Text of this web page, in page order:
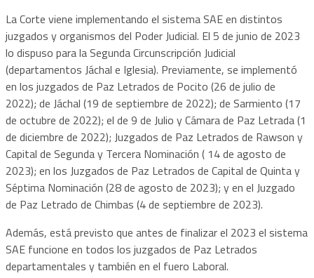
La Corte viene implementando el sistema SAE en distintos
juzgados y organismos del Poder Judicial. El 5 de junio de 2023
lo dispuso para la Segunda Circunscripción Judicial
(departamentos Jáchal e Iglesia). Previamente, se implementó
en los juzgados de Paz Letrados de Pocito (26 de julio de
2022); de Jáchal (19 de septiembre de 2022); de Sarmiento (17
de octubre de 2022); el de 9 de Julio y Cámara de Paz Letrada (1
de diciembre de 2022); Juzgados de Paz Letrados de Rawson y
Capital de Segunda y Tercera Nominación ( 14 de agosto de
2023); en los Juzgados de Paz Letrados de Capital de Quinta y
Séptima Nominación (28 de agosto de 2023); y en el Juzgado
de Paz Letrado de Chimbas (4 de septiembre de 2023).
Además, está previsto que antes de finalizar el 2023 el sistema
SAE funcione en todos los juzgados de Paz Letrados
departamentales y también en el fuero Laboral.